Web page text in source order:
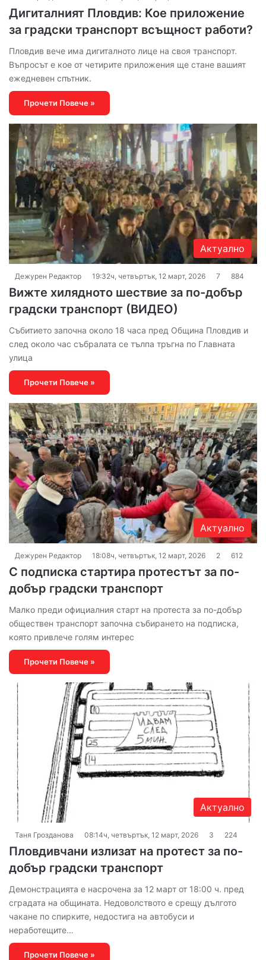
Дигиталният Пловдив: Кое приложение
за градски транспорт всъщност работи?
Пловдив вече има дигиталното лице на своя транспорт.
Въпросът е кое от четирите приложения ще стане вашият
ежедневен спътник.
Прочети Повече »
Актуално
Дежурен Редактор 19:32ч, четвъртък, 12 март, 2026 7 884
Вижте хилядното шествие за по-добър
градски транспорт (ВИДЕО)
Събитието започна около 18 часа пред Община Пловдив и
след около час събралата се тълпа тръгна по Главната
улица
Прочети Повече »
Актуално
Дежурен Редактор 18:08ч, четвъртък, 12 март, 2026 2 612
С подписка стартира протестът за по-
добър градски транспорт
Малко преди официалния старт на протеста за по-добър
обществен транспорт започна събирането на подписка,
която привлече голям интерес
Прочети Повече »
Актуално
Таня Грозданова 08:14ч, четвъртък, 12 март, 2026 3 224
Пловдивчани излизат на протест за по-
добър градски транспорт
Демонстрацията е насрочена за 12 март от 18:00 ч. пред
сградата на общината. Недоволството е срещу дългото
чакане по спирките, недостига на автобуси и
неработещите…
Прочети Повече »